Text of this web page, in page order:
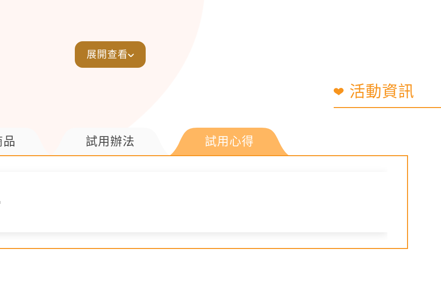
展開查看
活動資訊
品 試用辦法 試用心得